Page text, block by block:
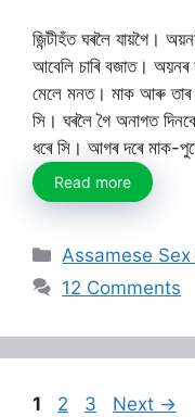
জিন্টীহঁত ঘৰলৈ যায়গৈ।
আবেলি চাৰি বজাত।
মেলে মনত। মাক আৰু তাৰ
সি। ঘৰলৈ গৈ অনাগত
ধৰে সি। আগৰ দৰে মাক-
Read more
Categories
Assamese
12 Comments
Page
1 Page
2 Page
3 Next →